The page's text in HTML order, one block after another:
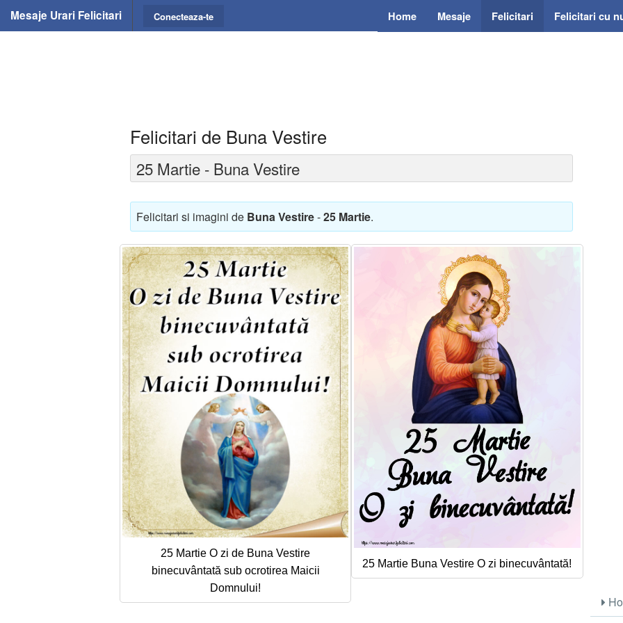
Mesaje Urari Felicitari Home Mesaje Felicitari Felicitari cu
Conecteaza-te
Felicitari de Buna Vestire
25 Martie - Buna Vestire
Felicitari si imagini de Buna Vestire-25 Martie.
25 Martie O zi de Buna Vestire
binecuvântată sub ocrotirea Maicii
Domnului!
25 Martie Buna Vestire O zi binecuvântată!